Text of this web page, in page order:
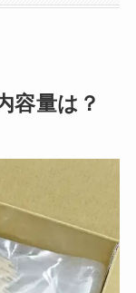
容量は？